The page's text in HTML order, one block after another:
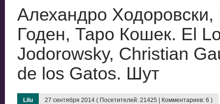
Алехандро Ходоровски,
Годен, Таро Кошек. El
Jodorowsky, Christian
de los Gatos. Шут
Lilu 27 сентября 2014 ( Посетителей: 21425 | Комментариев: 6 )